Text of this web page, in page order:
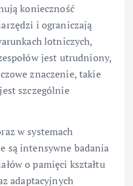
konieczność
i ograniczają
lotniczych,
jest utrudniony,
znaczenie, takie
szczególnie
w systemach
są intensywne badania
o pamięci kształtu
adaptacyjnych